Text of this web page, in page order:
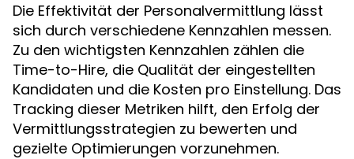
Die Effektivität der Personalvermittlung lässt
sich durch verschiedene Kennzahlen messen.
Zu den wichtigsten Kennzahlen zählen die
Time-to-Hire, die Qualität der eingestellten
Kandidaten und die Kosten pro Einstellung. Das
Tracking dieser Metriken hilft, den Erfolg der
Vermittlungsstrategien zu bewerten und
gezielte Optimierungen vorzunehmen.